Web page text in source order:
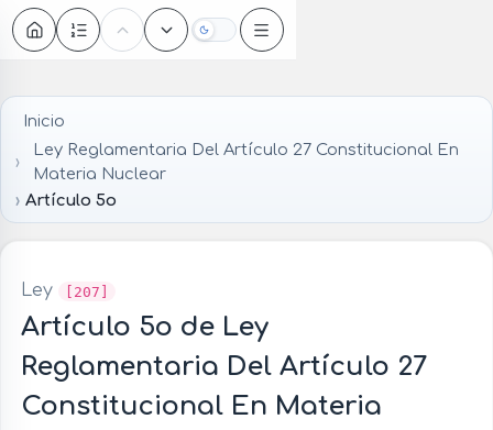
Oscuro
Inicio
Ley Reglamentaria Del Artículo 27 Constitucional En
Materia Nuclear
Artículo 5o
Ley [207]
Artículo 5o de Ley
Reglamentaria Del Artículo 27
Constitucional En Materia